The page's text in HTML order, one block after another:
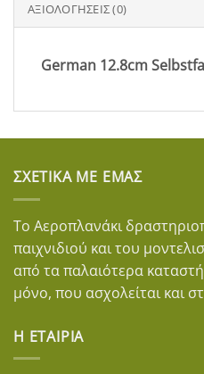
ΑΞΙΟΛΟΓΉΣΕΙΣ (0)
German 12.8cm
ΣΧΕΤΙΚΆ ΜΕ ΕΜΆΣ
Το Αεροπλανάκι
παιχνιδιού και του
από τα παλαιότερα
μόνο, που ασχολείται και
Η ΕΤΑΙΡΊΑ